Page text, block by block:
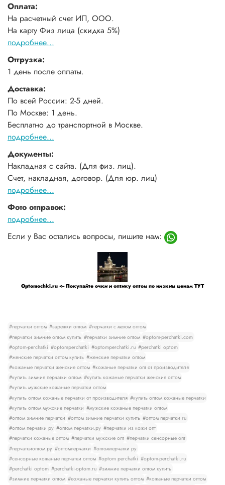
Оплата:
На расчетный счет ИП, ООО.
На карту Физ лица (скидка 5%)
подробнее...
Отгрузка:
1 день после оплаты.
Доставка:
По всей России: 2-5 дней.
По Москве: 1 день.
Бесплатно до транспортной в Москве.
подробнее...
Документы:
Накладная с сайта. (Для физ. лиц).
Счет, накладная, договор. (Для юр. лиц)
подробнее...
Фото отправок:
подробнее...
Если у Вас остались вопросы, пишите нам:
Optomochki.ru <-- Покупайте очки и оптику оптом по низким ценам ТУТ
#перчатки оптом #варежки оптом #перчатки с мехом оптом
#перчатки зимние оптом купить #перчатки зимние оптом #optom-perchatki.com
#optom-perchatki #optomperchatki #optomperchatki.ru #perchatki optom
#женские перчатки оптом купить #женские перчатки оптом
#кожаные перчатки женские оптом #кожаные перчатки опт от производителя
#купить зимние перчатки оптом #купить кожаные перчатки женские оптом
#купить мужские кожаные перчатки оптом
#купить оптом кожаные перчатки от производителя #купить оптом кожаные перчатки
#купить оптом мужские перчатки #мужские кожаные перчатки оптом
#оптом зимние перчатки #оптом зимние перчатки купить #оптом перчатки ru
#оптом перчатки ру #оптом перчатки.ру #перчатки из кожи опт
#перчатки кожаные оптом #перчатки мужские опт #перчатки сенсорные опт
#перчаткиоптом.ру #оптомперчатки #оптомперчатки ру
#сенсорные кожаные перчатки оптом #optom perchatki #optom-perchatki.ru
#perchatki optom #perchatki-optom.ru #зимние перчатки оптом купить
#зимние перчатки оптом #кожаные перчатки купить оптом #кожаные перчатки оптом